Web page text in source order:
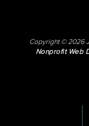
Copyright © 2026
Nonprofit Web